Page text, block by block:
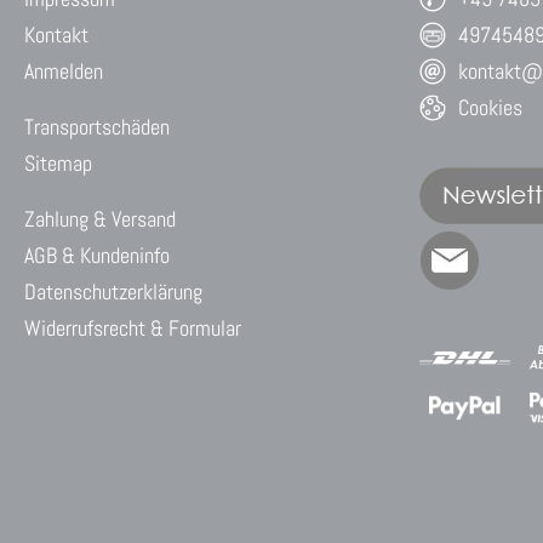
Kontakt
Anmelden
Transportschäden
Sitemap
Zahlung & Versand
AGB & Kundeninfo
Datenschutzerklärung
Widerrufsrecht & Formular
Cookies